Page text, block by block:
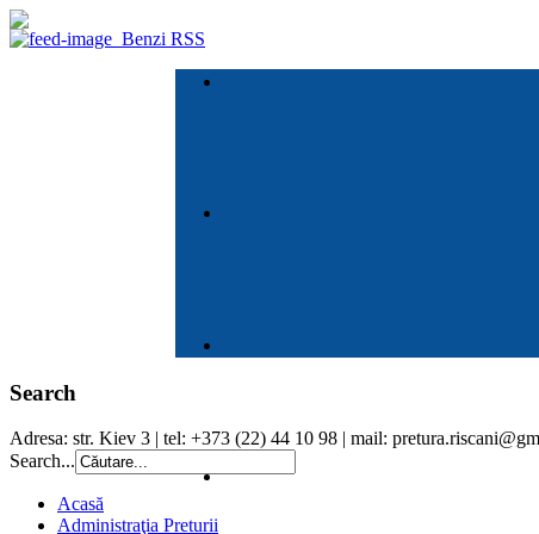
Benzi RSS
Search
Adresa: str. Kiev 3 | tel: +373 (22) 44 10 98 | mail:
Search...
Acasă
Administraţia Preturii